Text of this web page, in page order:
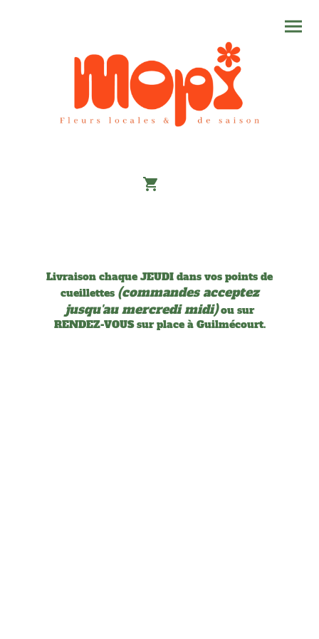
Livraison chaque JEUDI dans vos points de
cueillettes (commandes acceptez
jusqu'au mercredi midi)ou sur
RENDEZ-VOUS sur place à Guilmécourt.